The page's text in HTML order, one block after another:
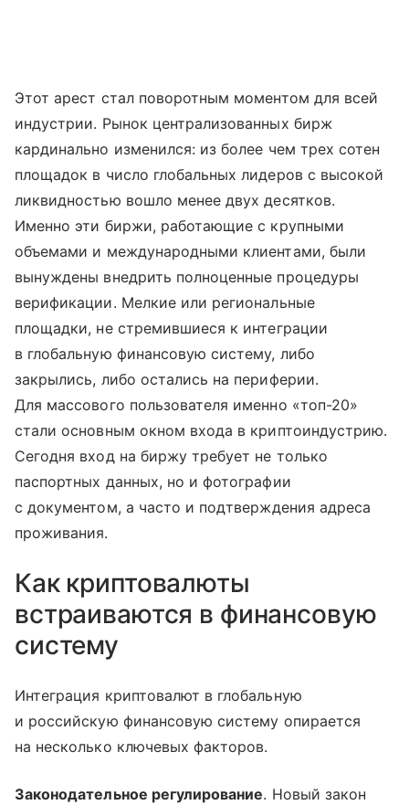
Этот арест стал поворотным моментом для всей
индустрии. Рынок централизованных бирж
кардинально изменился: из более чем трех сотен
площадок в число глобальных лидеров с высокой
ликвидностью вошло менее двух десятков.
Именно эти биржи, работающие с крупными
объемами и международными клиентами, были
вынуждены внедрить полноценные процедуры
верификации. Мелкие или региональные
площадки, не стремившиеся к интеграции
в глобальную финансовую систему, либо
закрылись, либо остались на периферии.
Для массового пользователя именно «топ-20»
стали основным окном входа в криптоиндустрию.
Сегодня вход на биржу требует не только
паспортных данных, но и фотографии
с документом, а часто и подтверждения адреса
проживания.
Как криптовалюты
встраиваются в финансовую
систему
Интеграция криптовалют в глобальную
и российскую финансовую систему опирается
на несколько ключевых факторов.
Законодательное регулирование. Новый закон